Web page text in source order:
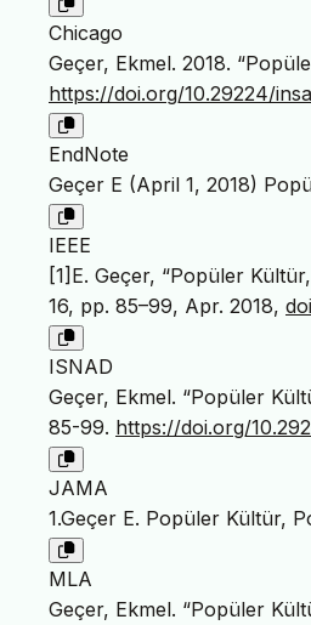
Chicago
Geçer, Ekmel. 2018.
https://doi.org/10.29224/
EndNote
Geçer E (April 1, 2018)
IEEE
[1]E. Geçer, “Popüler
16, pp. 85–99, Apr. 2018,
ISNAD
Geçer, Ekmel. “Popüler
85-99. https://doi.org/
JAMA
1.Geçer E. Popüler Kültür,
MLA
Geçer, Ekmel. “Popüler